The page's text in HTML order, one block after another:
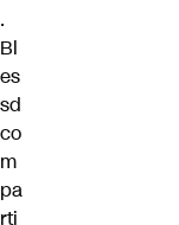
.
Bl
es
sd
co
m
pa
rti